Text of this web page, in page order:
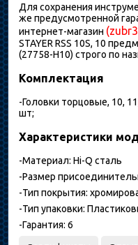
Для сохранения
же предусмотренной
интернет-магазин
STAYER RSS 10S, 10
(27758-H10) строго по
Комплектация
-Головки торцовые, 10,
шт;
Характеристики
-Материал: Hi-Q сталь
-Размер
-Тип покрытия:
-Тип упаковки:
-Гарантия: 6